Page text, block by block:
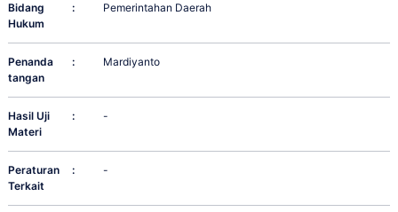
Bidang
Hukum
: Pemerintahan Daerah
Penanda
tangan
: Mardiyanto
Hasil Uji
Materi
: -
Peraturan
Terkait
: -